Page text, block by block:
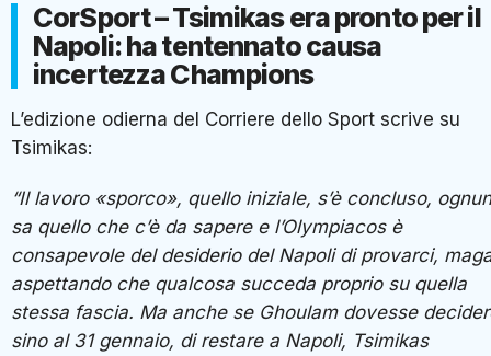
CorSport – Tsimikas era pronto per il
Napoli: ha tentennato causa
incertezza Champions
L’edizione odierna del Corriere dello Sport scrive su
Tsimikas:
“Il lavoro «sporco», quello iniziale, s’è concluso,
sa quello che c’è da sapere e l’Olympiacos è
consapevole del desiderio del Napoli di provarci,
aspettando che qualcosa succeda proprio su quella
stessa fascia. Ma anche se Ghoulam dovesse
sino al 31 gennaio, di restare a Napoli, Tsimikas